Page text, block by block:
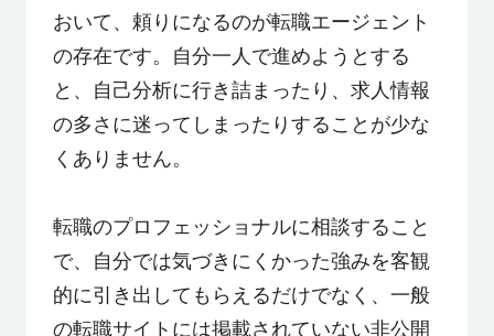
おいて、頼りになるのが転職エージェント
の存在です。自分一人で進めようとする
と、自己分析に行き詰まったり、求人情報
の多さに迷ってしまったりすることが少な
くありません。
転職のプロフェッショナルに相談すること
で、自分では気づきにくかった強みを客観
的に引き出してもらえるだけでなく、一般
の転職サイトには掲載されていない非公開